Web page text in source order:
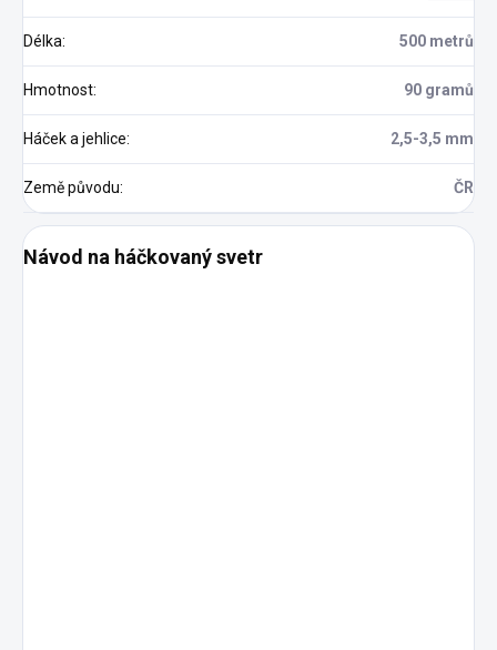
Délka: 500 metrů
Hmotnost: 90 gramů
Háček a jehlice: 2,5-3,5 mm
Země původu: ČR
Návod na háčkovaný svetr